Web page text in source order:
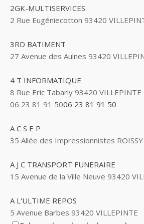
2GK-MULTISERVICES
2 Rue Eugéniecotton 93420
3RD BATIMENT
27 Avenue des Aulnes 93420
4 T INFORMATIQUE
8 Rue Eric Tabarly 93420 VILLEPINTE
06 23 81 91 5006 23 81 91 50
A C S E P
35 Allée des Impressionnistes ROISSY
A J C TRANSPORT FUNERAIRE
15 Avenue de la Ville Neuve 93420
A L'ULTIME REPOS
5 Avenue Barbes 93420 VILLEPINTE